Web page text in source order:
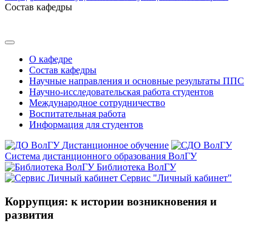
Состав кафедры
О кафедре
Состав кафедры
Научные направления и основные результаты ППС
Научно-исследовательская работа студентов
Международное сотрудничество
Воспитательная работа
Информация для студентов
Дистанционное обучение
Система дистанционного образования ВолГУ
Библиотека ВолГУ
Сервис "Личный кабинет"
Коррупция: к истории возникновения и
развития